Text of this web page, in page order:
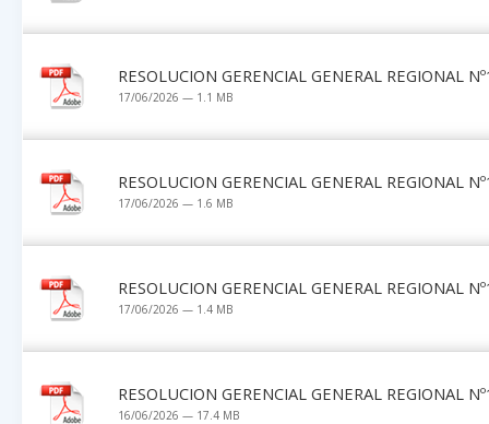
RESOLUCION GERENCIAL GENERAL REGIONAL
17/06/2026 — 1.1 MB
RESOLUCION GERENCIAL GENERAL REGIONAL
17/06/2026 — 1.6 MB
RESOLUCION GERENCIAL GENERAL REGIONAL
17/06/2026 — 1.4 MB
RESOLUCION GERENCIAL GENERAL REGIONAL
16/06/2026 — 17.4 MB